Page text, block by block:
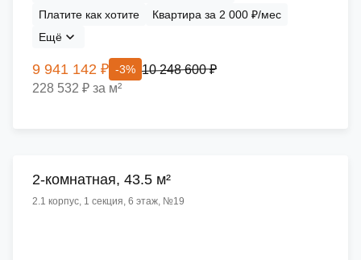
Платите как хотите
Квартира за 2 000 ₽/мес
Ещё
9 941 142 ₽ -3% 10 248 600 ₽
228 532 ₽ за м²
2-комнатная, 43.5 м²
2.1 корпус, 1 секция, 6 этаж, №19